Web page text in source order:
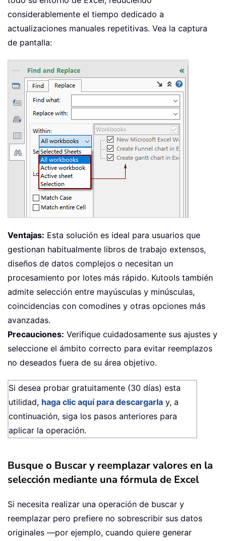
considerablemente el tiempo dedicado a
actualizaciones manuales repetitivas. Vea la captura
de pantalla:
Ventajas: Esta solución es ideal para usuarios que
gestionan habitualmente libros de trabajo extensos,
diseños de datos complejos o necesitan un
procesamiento por lotes más rápido. Kutools también
admite selección entre mayúsculas y minúsculas,
coincidencias con comodines y otras opciones más
avanzadas.
Precauciones: Verifique cuidadosamente sus ajustes y
seleccione el ámbito correcto para evitar reemplazos
no deseados fuera de su área objetivo.
Si desea probar gratuitamente (30 días) esta
utilidad, haga clic aquí para descargarla y, a
continuación, siga los pasos anteriores para
aplicar la operación.
Busque o Buscar y reemplazar valores en la
selección mediante una fórmula de Excel
Si necesita realizar una operación de buscar y
reemplazar pero prefiere no sobrescribir sus datos
originales —por ejemplo, cuando quiere generar